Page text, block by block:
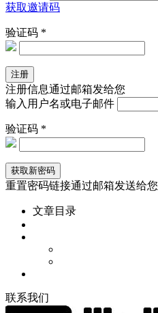
获取邀请码
验证码 *
注册信息通过邮箱发给您
输入用户名或电子邮件
验证码 *
重置密码链接通过邮箱发送给您
文章目录
联系我们